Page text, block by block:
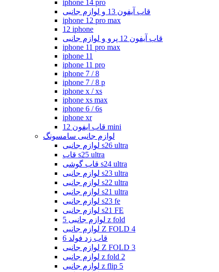
iphone 14 pro
قاب آیفون 13 و لوازم جانبی
iphone 12 pro max
12 iphone
قاب آیفون 12 پرو و لوازم جانبی
iphone 11 pro max
iphone 11
iphone 11 pro
iphone 7 / 8
iphone 7 / 8 p
iphone x / xs
iphone xs max
iphone 6 / 6s
iphone xr
قاب ایفون 12 mini
لوازم جانبی سامسونگ
لوازم جانبی s26 ultra
قاب s25 ultra
قاب گوشی s24 ultra
لوازم جانبی s23 ultra
لوازم جانبی s22 ultra
لوازم جانبی s21 ultra
لوازم جانبی s23 fe
لوازم جانبی s21 FE
لوازم جانبی 5 z fold
لوازم جانبی Z FOLD 4
قاب زد فولد 6
لوازم جانبی Z FOLD 3
لوازم جانبی z fold 2
لوازم جانبی z flip 5